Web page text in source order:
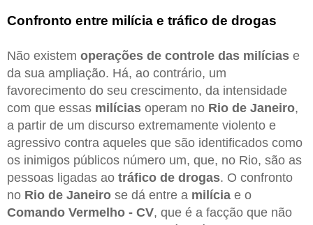
Confronto entre milícia e tráfico de drogas
Não existem operações de controle das milícias e
da sua ampliação. Há, ao contrário, um
favorecimento do seu crescimento, da intensidade
com que essas milícias operam no Rio de Janeiro,
a partir de um discurso extremamente violento e
agressivo contra aqueles que são identificados como
os inimigos públicos número um, que, no Rio, são as
pessoas ligadas ao tráfico de drogas. O confronto
no Rio de Janeiro se dá entre a milícia e o
Comando Vermelho - CV, que é a facção que não